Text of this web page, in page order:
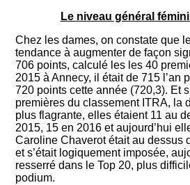
Le niveau général
Chez les dames, on constate que
tendance à augmenter de façon
706 points, calculé les les 40
2015 à Annecy, il était de 715 l’an
720 points cette année (720,3). Et
premières du classement ITRA, la
plus flagrante, elles étaient 11 au
2015, 15 en 2016 et aujourd’hui
Caroline Chaverot était au dessus
et s’était logiquement imposée,
resserré dans le Top 20, plus
podium.